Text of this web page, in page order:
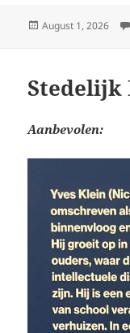
Posted
August 1, 2026
Stedelijk
Aanbevolen: